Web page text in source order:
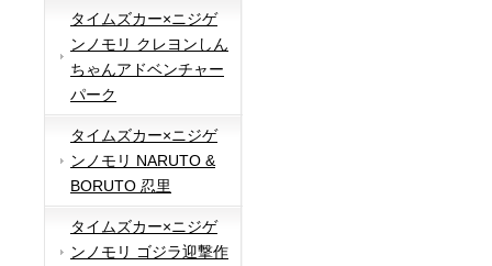
タイムズカー×ニジゲ
ンノモリ クレヨンしん
ちゃんアドベンチャー
パーク
タイムズカー×ニジゲ
ンノモリ NARUTO &
BORUTO 忍里
タイムズカー×ニジゲ
ンノモリ ゴジラ迎撃作